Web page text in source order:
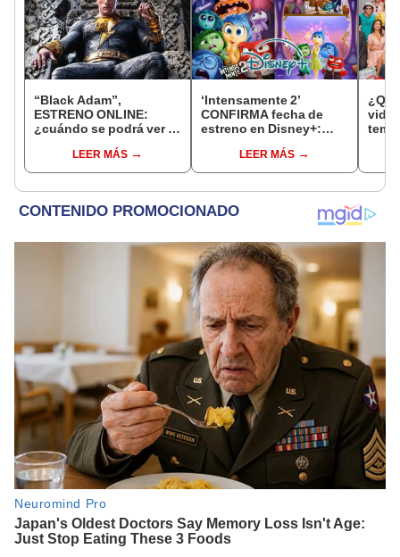
“Black Adam”,
ESTRENO ONLINE:
¿cuándo se podrá ver la
Johnson vía streaming?
LEER MÁS
‘Intensamente 2’
CONFIRMA fecha de
estreno en Disney+:
película más taquillera
del año?
LEER MÁS